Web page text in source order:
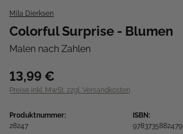
Mila Dierksen
Colorful Surprise - Blumen
Malen nach Zahlen
13,99 €
Preise inkl. MwSt. zzgl. Versandkosten
Produktnummer:
28247
ISBN:
9783735882479